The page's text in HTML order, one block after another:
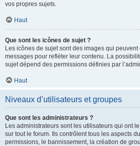
vos propres sujets.
Haut
Que sont les icônes de sujet ?
Les icônes de sujet sont des images qui
messages pour refléter leur contenu. La
sujet dépend des permissions définies par
Haut
Niveaux d’utilisateurs et groupes
Que sont les administrateurs ?
Les administrateurs sont les utilisateurs qui ont
sur tout le forum. Ils contrôlent tous les aspects
permissions, le bannissement, la création de